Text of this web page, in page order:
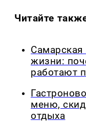
Читайте
Самарская
жизни:
работают
меню,
отдыха